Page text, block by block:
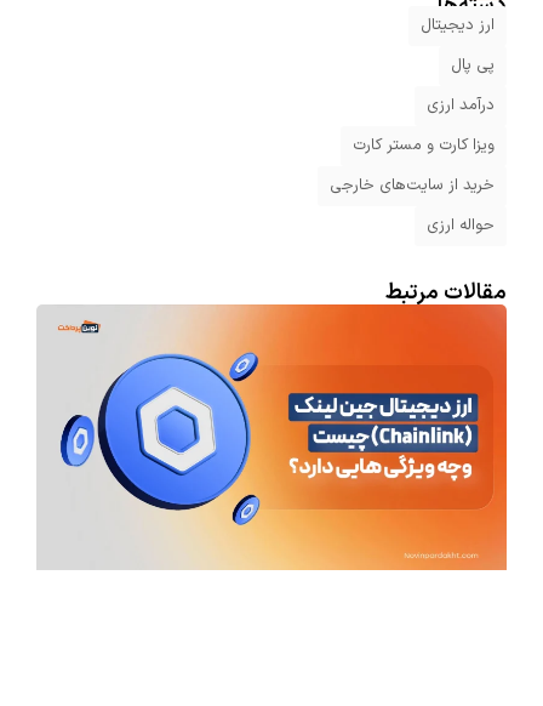
ارز دیجیتال
پی پال
درآمد ارزی
ویزا کارت و مستر کارت
خرید از سایت‌های خارجی
حواله ارزی
مقالات مرتبط